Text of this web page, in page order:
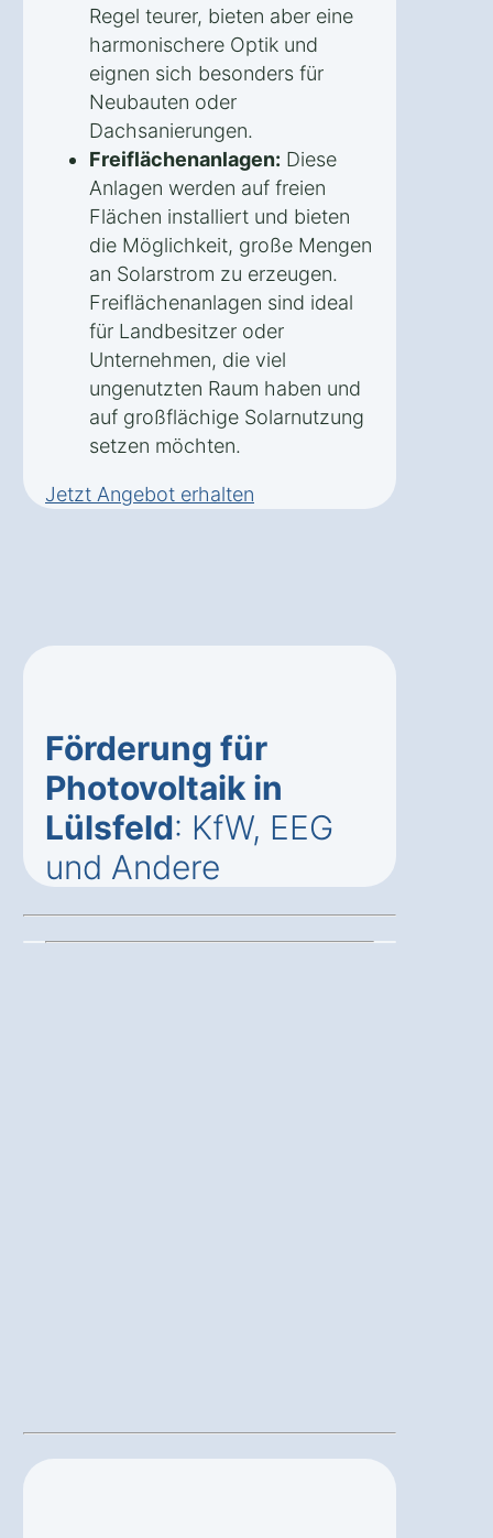
Regel teurer, bieten aber eine
harmonischere Optik und
eignen sich besonders für
Neubauten oder
Dachsanierungen.
Freiflächenanlagen: Diese
Anlagen werden auf freien
Flächen installiert und bieten
die Möglichkeit, große Mengen
an Solarstrom zu erzeugen.
Freiflächenanlagen sind ideal
für Landbesitzer oder
Unternehmen, die viel
ungenutzten Raum haben und
auf großflächige Solarnutzung
setzen möchten.
Jetzt Angebot erhalten
Förderung für
Photovoltaik in
Lülsfeld: KfW, EEG
und Andere